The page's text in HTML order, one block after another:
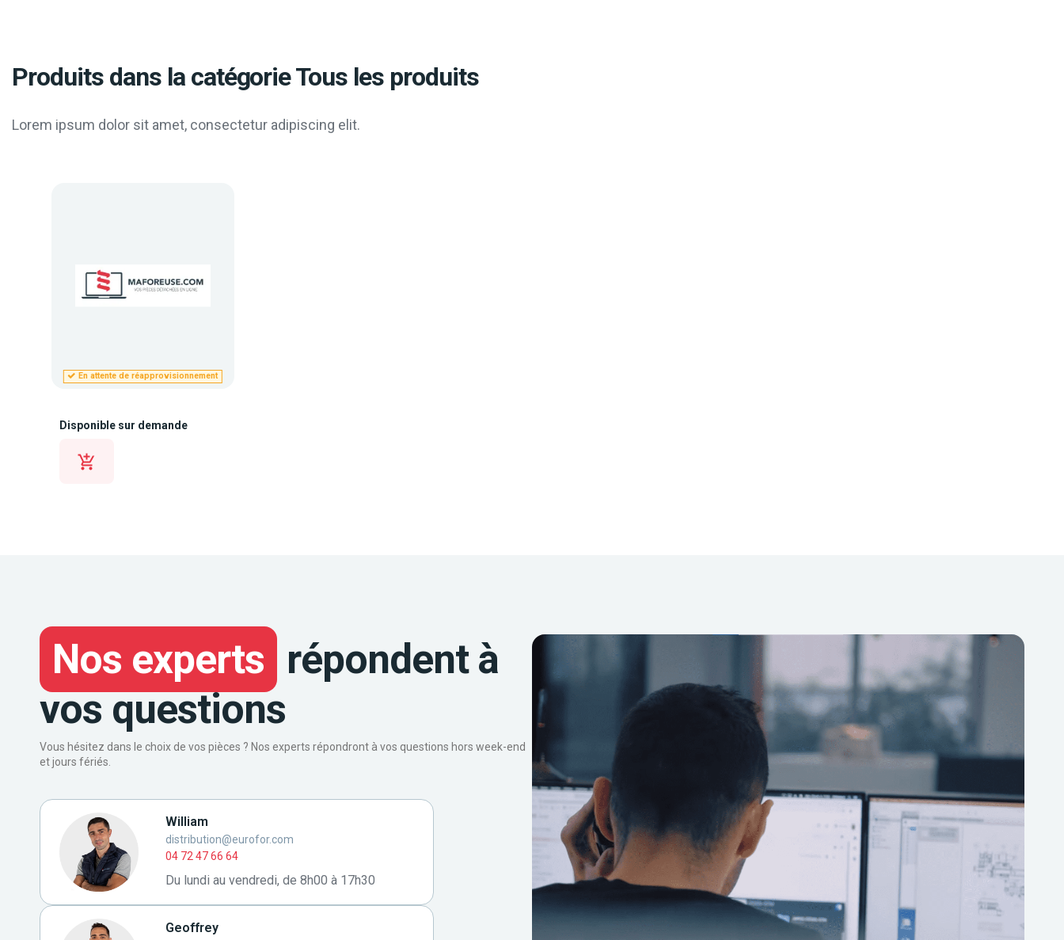
Produits dans la catégorie Tous les produits
Lorem ipsum dolor sit amet, consectetur adipiscing elit.
En attente de réapprovisionnement
Disponible sur demande
Nos experts répondent à
vos questions
Vous hésitez dans le choix de vos pièces ? Nos experts répondront à vos questions hors week-end
et jours fériés.
William
distribution@eurofor.com
04 72 47 66 64
Du lundi au vendredi, de 8h00 à 17h30
Geoffrey